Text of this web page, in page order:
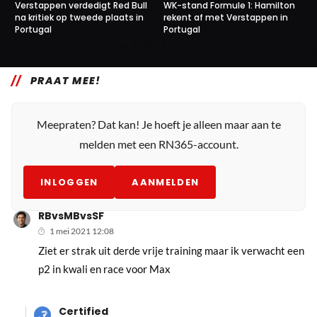
Verstappen verdedigt Red Bull
na kritiek op tweede plaats in
Portugal
WK-stand Formule 1: Hamilton
rekent af met Verstappen in
Portugal
PRAAT MEE!
Meepraten? Dat kan! Je hoeft je alleen maar aan te
melden met een RN365-account.
INLOGGEN AANMELDEN
RBvsMBvsSF
1 mei 2021 12:08
Ziet er strak uit derde vrije training maar ik verwacht een
p2 in kwali en race voor Max
Certified